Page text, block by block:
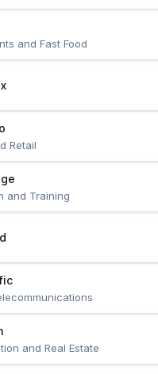
and Fast Food
Retail
and Training
and Real Estate